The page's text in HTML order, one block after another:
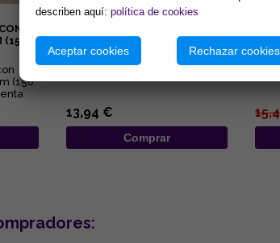
(150
COLOR VERDE 5.5X5 CMS
13,94 €
Comprar
describen aquí: política de cookies
Aceptar cookies Rechazar cookies